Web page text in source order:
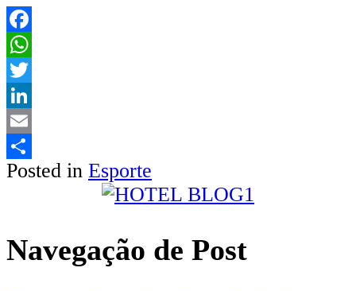
Facebook
WhatsApp
Twitter
LinkedIn
Email
Share
Posted in Esporte
Navegação de Post